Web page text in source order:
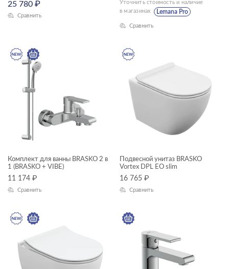
Высота, см
Глубина, см
ЦВЕТ
КОЛЛЕКЦИЯ
25 780 ₽
Сравнить
Уточнить стоимость и наличие
в магазинах
Lemana Pro
Сравнить
Комплект для ванны BRASKO 2 в
1 (BRASKO + VIBE)
11 174 ₽
Сравнить
Подвесной унитаз BRASKO
Vortex DPL EO slim
16 765 ₽
Сравнить